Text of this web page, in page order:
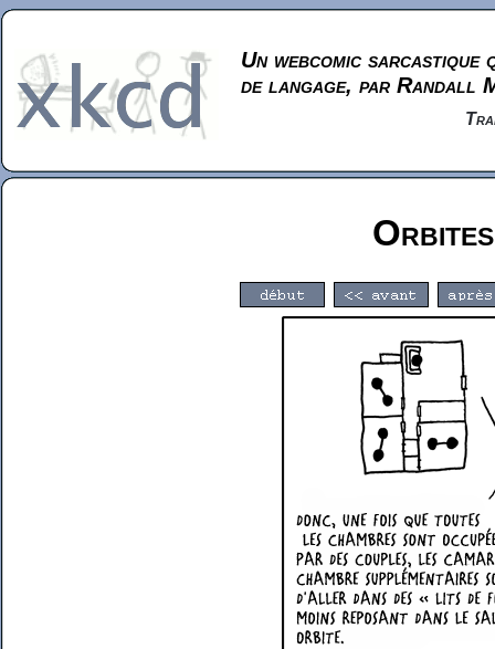
Un webcomic sarcastique
de langage, par Randall
Orbites